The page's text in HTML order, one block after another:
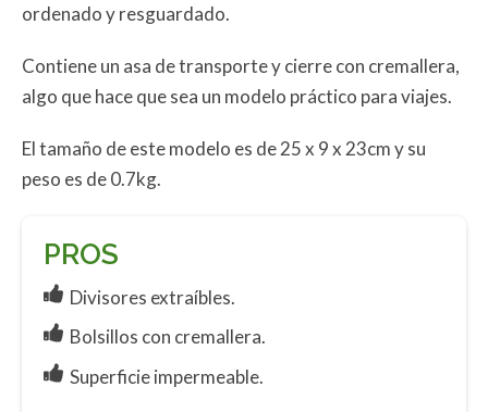
ordenado y resguardado.
Contiene un asa de transporte y cierre con cremallera,
algo que hace que sea un modelo práctico para viajes.
El tamaño de este modelo es de 25 x 9 x 23cm y su
peso es de 0.7kg.
PROS
Divisores extraíbles.
Bolsillos con cremallera.
Superficie impermeable.